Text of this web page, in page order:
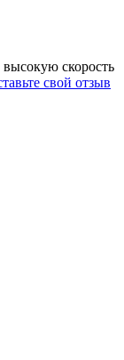
высокую скорость
свой отзыв